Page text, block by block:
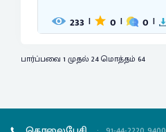
233 | 0 | 0 |
பார்ப்பவை 1 முதல் 24 மொத்தம் 64